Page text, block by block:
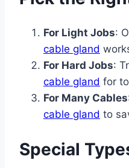
For Light Jobs:
cable gland
For Hard Jobs:
cable gland for
For Many Cables
cable gland to
Special